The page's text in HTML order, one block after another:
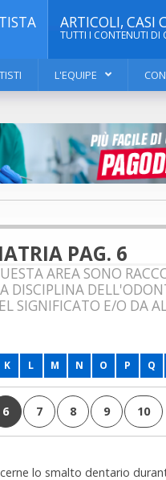
ARTICOLI, CASI
TUTTI I CONTENUTI DI
L'EQUIPE
PAG. 6
AREA SONO
DISCIPLINA
SIGNIFICATO E/O DA
K L M N O P Q
6 7 8 9 10
lo smalto dentario